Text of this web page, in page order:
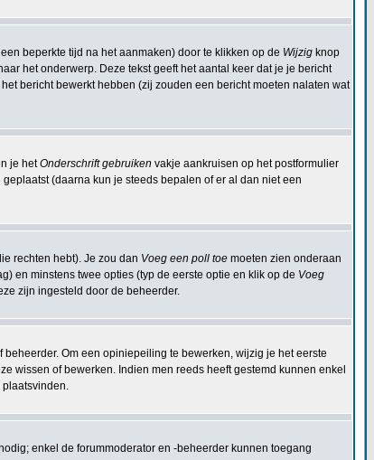
beperkte tijd na het aanmaken) door te klikken op de Wijzig knop
het onderwerp. Deze tekst geeft het aantal keer dat je je bericht
bericht bewerkt hebben (zij zouden een bericht moeten nalaten wat
je hetOnderschrift gebruiken vakje aankruisen op het postformulier
(daarna kun je steeds bepalen of er al dan niet een
rechten hebt). Je zou dan Voeg een poll toe moeten zien onderaan
en minstens twee opties (typ de eerste optie en klik op de Voeg
zijn ingesteld door de beheerder.
Om een opiniepeiling te bewerken, wijzig je het eerste
wissen of bewerken. Indien men reeds heeft gestemd kunnen enkel
enkel de forummoderator en -beheerder kunnen toegang